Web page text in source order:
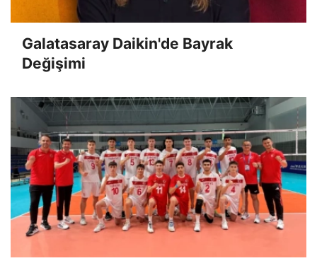
Galatasaray Daikin'de Bayrak
Değişimi